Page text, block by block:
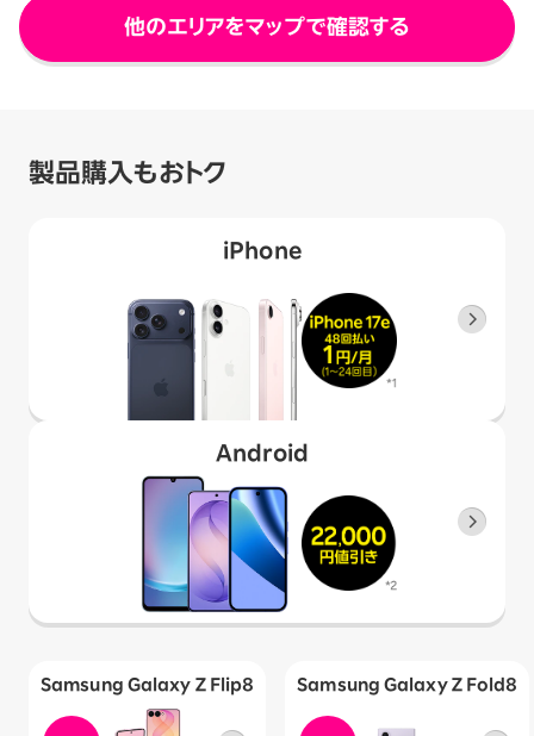
他のエリアをマップで確認する
製品購入もおトク
iPhone
Android
Samsung Galaxy Z Flip8 Samsung Galaxy Z Fold8